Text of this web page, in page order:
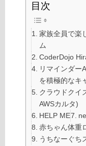
目次
家族全員で楽
ム
CoderDojo
リマインダー
を積極的なキ
クラウドクイ
AWSカルタ)
HELP ME
赤ちゃん体重
うちなーぐち